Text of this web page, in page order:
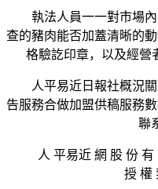
執法人員一一對市場內
查的豬肉能否加蓋清晰的
格驗訖印章，以及經營
人平易近日報社概況關
告服務合做加盟供稿服務
聯
人 平易近 網 股 份 有
授 權